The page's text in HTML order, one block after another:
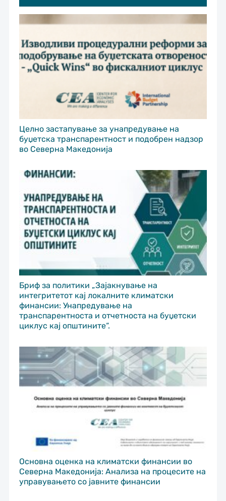
Целно застапување за унапредување на
буџетска транспарентност и подобрен надзор
во Северна Македонија
Бриф за политики „Зајакнување на
интегритетот кај локалните климатски
финансии: Унапредување на
транспарентноста и отчетноста на буџетски
циклус кај општините“.
Основна оценка на климатски финансии во
Северна Македонија: Анализа на процесите на
управувањето со јавните финансии